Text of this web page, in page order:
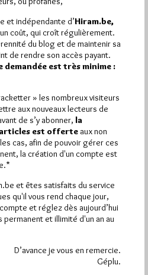
Lu 307 fois
le visiteur sur le site web
evolution.ch). Cette Loge
2 commentaires
et indépendante d’Hiram.be,
coût, qui croît régulièrement.
du blog et de maintenir sa
de rendre son accès payant.
demandée est très minime :
» les nombreux visiteurs
aux nouveaux lecteurs de
de s’y abonner, la
est offerte aux non
cas, afin de pouvoir gérer ces
la création d'un compte est
et êtes satisfaits du service
qu'il vous rend chaque jour,
et réglez dès aujourd’hui
et illimité d'un an au
D’avance je vous en remercie.
Géplu.